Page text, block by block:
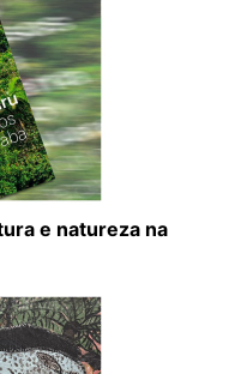
e natureza na